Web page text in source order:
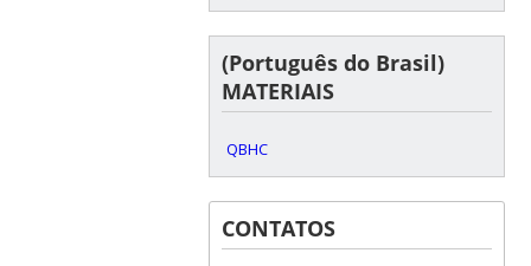
(Português do Brasil)
MATERIAIS
QBHC
CONTATOS